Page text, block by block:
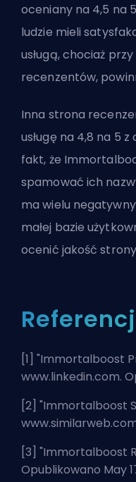
oceniany na 4,5 na
ludzie mieli
usługą, chociaż
recenzentów,
Inna strona
usługę na 4,8 na 5 z
fakt, że
spamować ich
ma wielu
małej bazie
ocenić jakość
[1] "Immortalboost
www.linkedin.com.
[2] "Immortalboost
[3] "Immortalboost
Opublikowano May